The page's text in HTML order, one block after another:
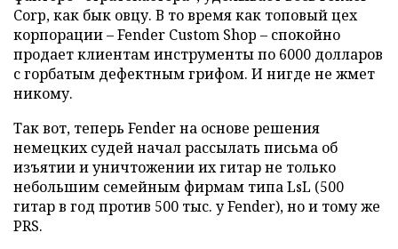
Corp, как бык овцу. В то время как топовый цех
корпорации – Fender Custom Shop – спокойно
продает клиентам инструменты по 6000 долларов
с горбатым дефектным грифом. И нигде не жмет
никому.
Так вот, теперь Fender на основе решения
немецких судей начал рассылать письма об
изъятии и уничтожении их гитар не только
небольшим семейным фирмам типа LsL (500
гитар в год против 500 тыс. у Fender), но и тому же
PRS.